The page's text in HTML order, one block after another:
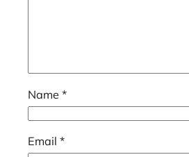
Name *
Email *